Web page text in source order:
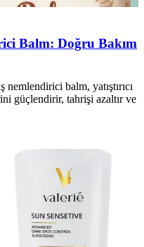
Balm: Doğru Bakım
balm, yatıştırıcı
güçlendirir, tahrişi azaltır ve